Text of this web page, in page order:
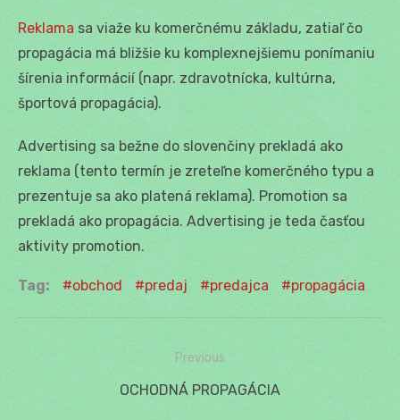
Reklama sa viaže ku komerčnému základu, zatiaľ čo
propagácia má bližšie ku komplexnejšiemu ponímaniu
šírenia informácií (napr. zdravotnícka, kultúrna,
športová propagácia).
Advertising sa bežne do slovenčiny prekladá ako
reklama (tento termín je zreteľne komerčného typu a
prezentuje sa ako platená reklama). Promotion sa
prekladá ako propagácia. Advertising je teda časťou
aktivity promotion.
Tag: obchod predaj predajca propagácia
Navigácia
Previous
Previous
OCHODNÁ PROPAGÁCIA